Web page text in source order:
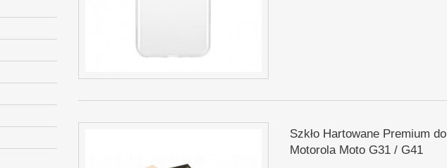
Szkło Hartowane Premium do
Motorola Moto G31 / G41